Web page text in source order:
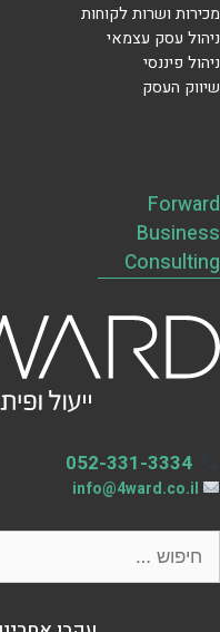
מכירות ושרות לקוחות
ניהול עסק עצמאי
ניהול פיננסי
שיווק העסק
Forward
Business
Consulting
052-331-3334
info@4ward.co.il